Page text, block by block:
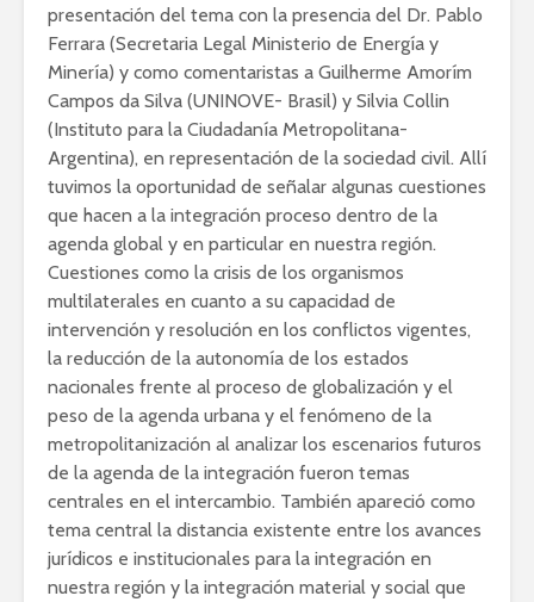
presentación del tema con la presencia del Dr. Pablo
Ferrara (Secretaria Legal Ministerio de Energía y
Minería) y como comentaristas a Guilherme Amorím
Campos da Silva (UNINOVE- Brasil) y Silvia Collin
(Instituto para la Ciudadanía Metropolitana-
Argentina), en representación de la sociedad civil. Allí
tuvimos la oportunidad de señalar algunas cuestiones
que hacen a la integración proceso dentro de la
agenda global y en particular en nuestra región.
Cuestiones como la crisis de los organismos
multilaterales en cuanto a su capacidad de
intervención y resolución en los conflictos vigentes,
la reducción de la autonomía de los estados
nacionales frente al proceso de globalización y el
peso de la agenda urbana y el fenómeno de la
metropolitanización al analizar los escenarios futuros
de la agenda de la integración fueron temas
centrales en el intercambio. También apareció como
tema central la distancia existente entre los avances
jurídicos e institucionales para la integración en
nuestra región y la integración material y social que